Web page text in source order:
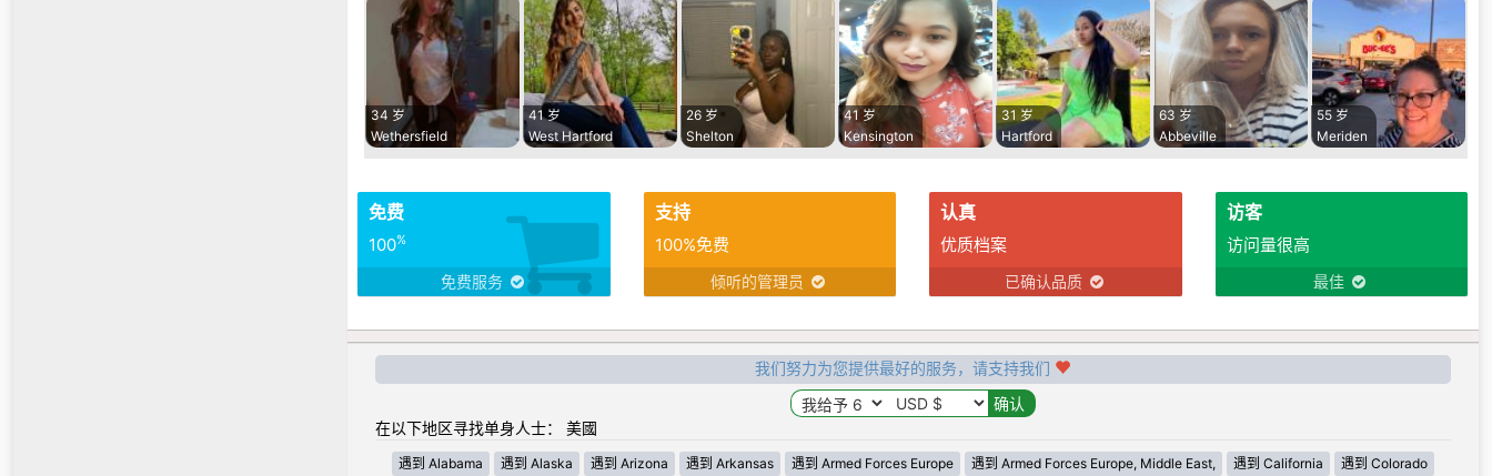
34 岁
Wethersfield
41 岁
West Hartford
26 岁
Shelton
41 岁
Kensington
31 岁
Hartford
63 岁
Abbeville
55 岁
Meriden
免费
100%
免费服务
支持
100%免费
倾听的管理员
认真
优质档案
已确认品质
访客
访问量很高
最佳
我们努力为您提供最好的服务，请支持我们
在以下地区寻找单身人士： 美國
遇到 Alabama 遇到 Alaska 遇到 Arizona 遇到 Arkansas 遇到 Armed Forces Europe 遇到 Armed Forces Europe, Middle East, 遇到 California 遇到 Colorado